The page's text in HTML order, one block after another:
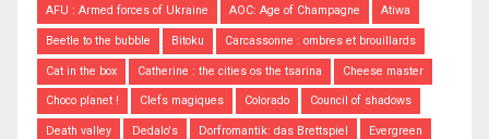
AFU : Armed forces of Ukraine AOC: Age of Champagne Atiwa
Beetle to the bubble Bitoku Carcassonne : ombres et brouillards
Cat in the box Catherine : the cities os the tsarina Cheese master
Choco planet ! Clefs magiques Colorado Council of shadows
Death valley Dedalo's Dorfromantik: das Brettspiel Evergreen